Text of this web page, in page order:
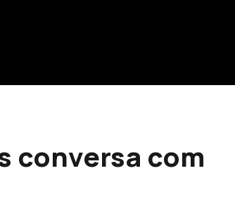
conversa com